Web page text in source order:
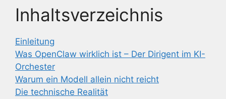
Inhaltsverzeichnis
Einleitung
Was OpenClaw wirklich ist – Der Dirigent im KI-
Orchester
Warum ein Modell allein nicht reicht
Die technische Realität